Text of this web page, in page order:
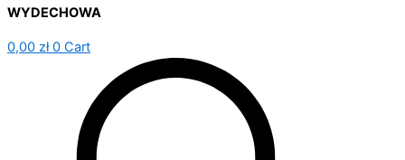
WYDECHOWA
0,00 zł 0 Cart